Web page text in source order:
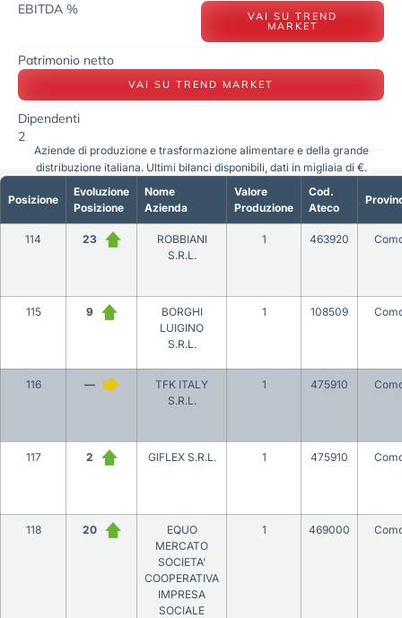
EBITDA % VAI SU TREND
MARKET
Patrimonio netto
VAI SU TREND MARKET
Dipendenti
2
Posizione
Evoluzione
Posizione
Nome
Azienda
Valore
Produzione
Cod.
Ateco
114 23
ROBBIANI
S.R.L.
1 463920
115 9
BORGHI
LUIGINO
S.R.L.
1 108509
116 —
TFK ITALY
S.R.L.
1 475910
117 2 GIFLEX S.R.L. 1 475910
118 20
EQUO
MERCATO
SOCIETA’
COOPERATIVA
IMPRESA
SOCIALE
1 469000
Aziende di produzione e trasformazione alimentare e della grande
distribuzione italiana. Ultimi bilanci disponibili, dati in migliaia di €.